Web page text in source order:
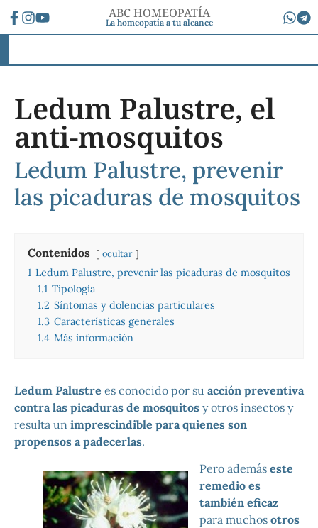
ABC HOMEOPATÍA
La homeopatía a tu alcance
Ledum Palustre, el
anti-mosquitos
Ledum Palustre, prevenir
las picaduras de mosquitos
Contenidos ocultar
1 Ledum Palustre, prevenir las picaduras de mosquitos
1.1 Tipología
1.2 Síntomas y dolencias particulares
1.3 Características generales
1.4 Más información
Ledum Palustre es conocido por su acción preventiva
contra las picaduras de mosquitos y otros insectos y
resulta un imprescindible para quienes son
propensos a padecerlas.
Pero además este
remedio es
también eficaz
para muchos otros